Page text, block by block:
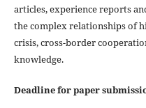
articles, experience reports
the complex relationships of
crisis, cross-border
knowledge.
Deadline for paper